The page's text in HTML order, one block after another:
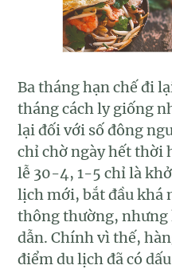
Ba tháng hạn chế đi
tháng cách ly giống
lại đối với số đông
chỉ chờ ngày hết thời
lễ 30-4, 1-5 chỉ là
lịch mới, bắt đầu khá
thông thường, nhưng
dẫn. Chính vì thế,
điểm du lịch đã có